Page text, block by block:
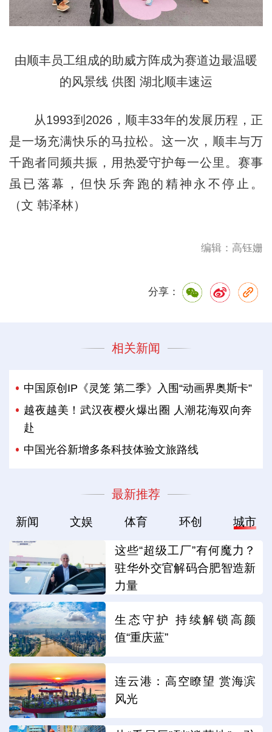
由顺丰员工组成的助威方阵成为赛道边最温暖
的风景线 供图 湖北顺丰速运
从1993到2026，顺丰33年的发展历程，正
是一场充满快乐的马拉松。这一次，顺丰与万
千跑者同频共振，用热爱守护每一公里。赛事
虽已落幕，但快乐奔跑的精神永不停止。
（文 韩泽林）
编辑：高钰姗
分享：
相关新闻
中国原创IP《灵笼 第二季》入围“动画界奥斯卡”
越夜越美！武汉夜樱火爆出圈 人潮花海双向奔
赴
中国光谷新增多条科技体验文旅路线
最新推荐
新闻 文娱 体育 环创 城市
这些“超级工厂”有何魔力？
驻华外交官解码合肥智造新
力量
生态守护 持续解锁高颜
值“重庆蓝”
连云港：高空瞭望 赏海滨
风光